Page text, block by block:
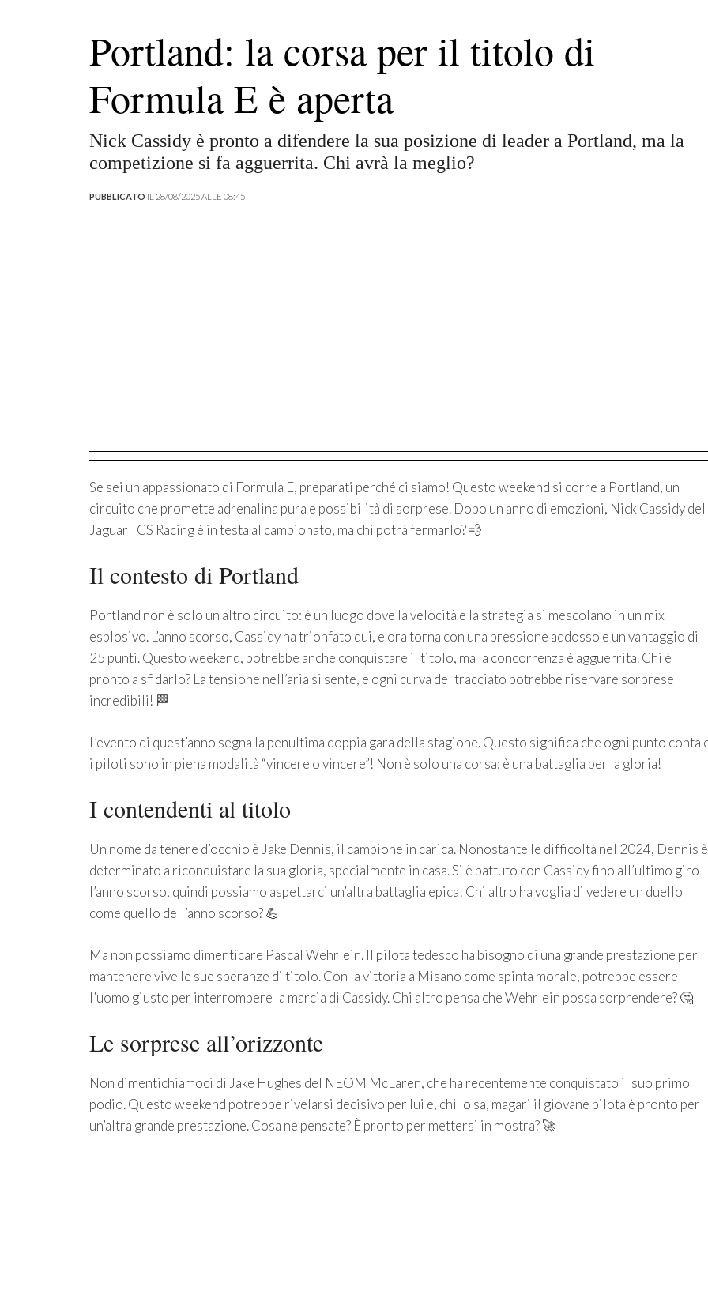
Portland: la corsa per il titolo di
Formula E è aperta
Nick Cassidy è pronto a difendere la sua posizione di leader a Portland, ma la
competizione si fa agguerrita. Chi avrà la meglio?
PUBBLICATO IL 28/08/2025 ALLE 08:45
Se sei un appassionato di Formula E, preparati perché ci siamo! Questo weekend si corre a Portland, un
circuito che promette adrenalina pura e possibilità di sorprese. Dopo un anno di emozioni, Nick Cassidy del
Jaguar TCS Racing è in testa al campionato, ma chi potrà fermarlo? 💨
Il contesto di Portland
Portland non è solo un altro circuito: è un luogo dove la velocità e la strategia si mescolano in un mix
esplosivo. L’anno scorso, Cassidy ha trionfato qui, e ora torna con una pressione addosso e un vantaggio di
25 punti. Questo weekend, potrebbe anche conquistare il titolo, ma la concorrenza è agguerrita. Chi è
pronto a sfidarlo? La tensione nell’aria si sente, e ogni curva del tracciato potrebbe riservare sorprese
incredibili! 🏁
L’evento di quest’anno segna la penultima doppia gara della stagione. Questo significa che ogni punto conta
i piloti sono in piena modalità “vincere o vincere”! Non è solo una corsa: è una battaglia per la gloria!
I contendenti al titolo
Un nome da tenere d’occhio è Jake Dennis, il campione in carica. Nonostante le difficoltà nel 2024, Dennis è
determinato a riconquistare la sua gloria, specialmente in casa. Si è battuto con Cassidy fino all’ultimo giro
l’anno scorso, quindi possiamo aspettarci un’altra battaglia epica! Chi altro ha voglia di vedere un duello
come quello dell’anno scorso? 💪
Ma non possiamo dimenticare Pascal Wehrlein. Il pilota tedesco ha bisogno di una grande prestazione per
mantenere vive le sue speranze di titolo. Con la vittoria a Misano come spinta morale, potrebbe essere
l’uomo giusto per interrompere la marcia di Cassidy. Chi altro pensa che Wehrlein possa sorprendere? 🤔
Le sorprese all’orizzonte
Non dimentichiamoci di Jake Hughes del NEOM McLaren, che ha recentemente conquistato il suo primo
podio. Questo weekend potrebbe rivelarsi decisivo per lui e, chi lo sa, magari il giovane pilota è pronto per
un’altra grande prestazione. Cosa ne pensate? È pronto per mettersi in mostra? 🚀